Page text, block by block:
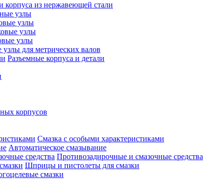
из нержавеющей стали
узлы
узлы
узлы
узлы
для метрических валов
Разъемные корпуса и детали
корпусов
Смазка с особыми характеристиками
Автоматическое смазывание
Противозадирочные и смазочные средства
Шприцы и пистолеты для смазки
смазки